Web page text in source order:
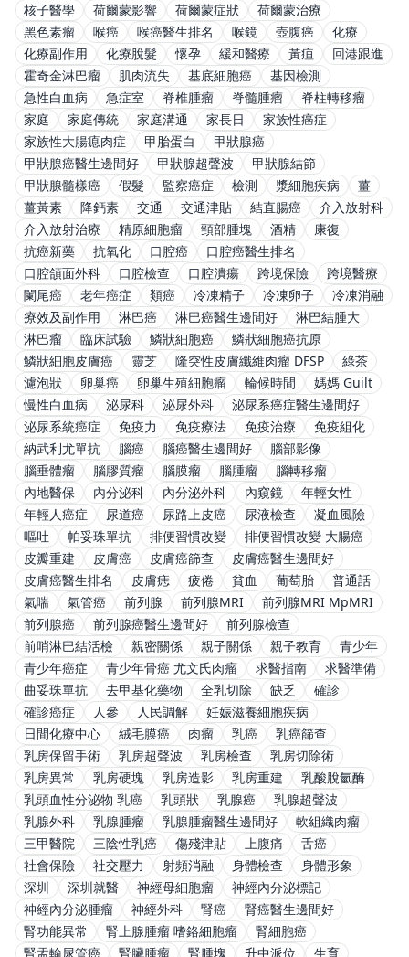
核子醫學
荷爾蒙影響 荷爾蒙症狀
荷爾蒙治療
黑色素瘤
喉癌 喉癌醫生排名 喉鏡 壺腹癌
化療
化療副作用
化療脫髮 懷孕 緩和醫療 黃疸
回港跟進
霍奇金淋巴瘤
肌肉流失 基底細胞癌
基因檢測
急性白血病
急症室 脊椎腫瘤 脊髓腫瘤
脊柱轉移瘤
家庭
家庭傳統 家庭溝通 家長日
家族性癌症
家族性大腸瘜肉症
甲胎蛋白
甲狀腺癌
甲狀腺癌醫生邊間好
甲狀腺超聲波
甲狀腺結節
甲狀腺髓樣癌
假髮 監察癌症 檢測 漿細胞疾病
薑
薑黃素
降鈣素 交通 交通津貼 結直腸癌
介入放射科
介入放射治療
精原細胞瘤 頸部腫塊 酒精
康復
抗癌新藥
抗氧化 口腔癌
口腔癌醫生排名
口腔頜面外科
口腔檢查 口腔潰瘍 跨境保險
跨境醫療
闌尾癌
老年癌症 類癌 冷凍精子 冷凍卵子
冷凍消融
療效及副作用
淋巴癌 淋巴癌醫生邊間好
淋巴結腫大
淋巴瘤
臨床試驗 鱗狀細胞癌
鱗狀細胞癌抗原
鱗狀細胞皮膚癌
靈芝 隆突性皮膚纖維肉瘤 DFSP
綠茶
濾泡狀
卵巢癌 卵巢生殖細胞瘤 輪候時間
媽媽 Guilt
慢性白血病
泌尿科 泌尿外科
泌尿系癌症醫生邊間好
泌尿系統癌症
免疫力 免疫療法 免疫治療
免疫組化
納武利尤單抗
腦癌 腦癌醫生邊間好
腦部影像
腦垂體瘤
腦膠質瘤 腦膜瘤 腦腫瘤
腦轉移瘤
內地醫保
內分泌科 內分泌外科 內窺鏡
年輕女性
年輕人癌症
尿道癌 尿路上皮癌 尿液檢查
凝血風險
嘔吐
帕妥珠單抗 排便習慣改變
排便習慣改變 大腸癌
皮瓣重建
皮膚癌 皮膚癌篩查
皮膚癌醫生邊間好
皮膚癌醫生排名
皮膚痣 疲倦 貧血 葡萄胎
普通話
氣喘
氣管癌 前列腺 前列腺MRI
前列腺MRI MpMRI
前列腺癌
前列腺癌醫生邊間好
前列腺檢查
前哨淋巴結活檢
親密關係 親子關係 親子教育
青少年
青少年癌症
青少年骨癌 尤文氏肉瘤 求醫指南
求醫準備
曲妥珠單抗
去甲基化藥物 全乳切除 缺乏
確診
確診癌症
人參 人民調解
妊娠滋養細胞疾病
日間化療中心
絨毛膜癌 肉瘤 乳癌
乳癌篩查
乳房保留手術
乳房超聲波 乳房檢查
乳房切除術
乳房異常
乳房硬塊 乳房造影 乳房重建
乳酸脫氫酶
乳頭血性分泌物 乳癌
乳頭狀 乳腺癌
乳腺超聲波
乳腺外科
乳腺腫瘤 乳腺腫瘤醫生邊間好
軟組織肉瘤
三甲醫院
三陰性乳癌 傷殘津貼 上腹痛
舌癌
社會保險
社交壓力 射頻消融 身體檢查
身體形象
深圳
深圳就醫 神經母細胞瘤
神經內分泌標記
神經內分泌腫瘤
神經外科 腎癌
腎癌醫生邊間好
腎功能異常
腎上腺腫瘤 嗜鉻細胞瘤
腎細胞癌
腎盂輸尿管癌
腎臟腫瘤 腎腫塊 升中派位 生育